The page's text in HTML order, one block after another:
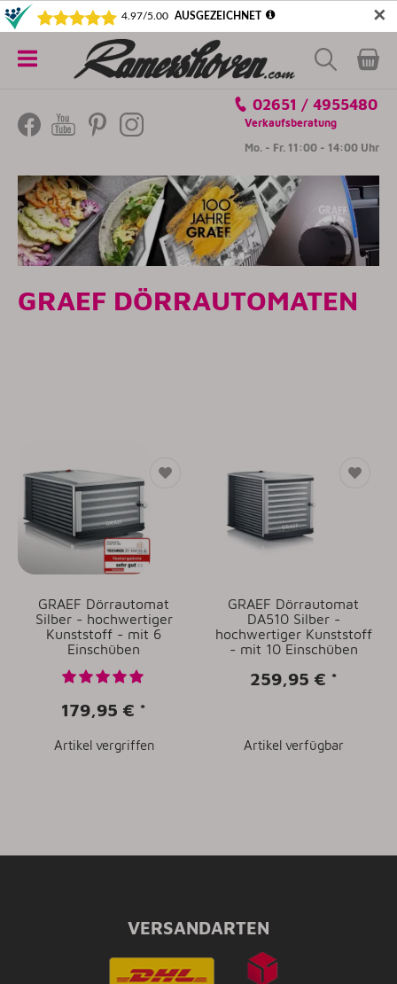
✕
5€ SICHERN! NEWSLETTER ABONNIEREN
Kategorien
02651 / 4955480
Verkaufsberatung
Mo. - Fr. 11:00 - 14:00 Uhr
GRAEF DÖRRAUTOMATEN
GRAEF Dörrautomat
Silber - hochwertiger
Kunststoff - mit 6
Einschüben
179,95 € *
Artikel vergriffen
GRAEF Dörrautomat
DA510 Silber -
hochwertiger Kunststoff
- mit 10 Einschüben
259,95 € *
Artikel verfügbar
VERSANDARTEN